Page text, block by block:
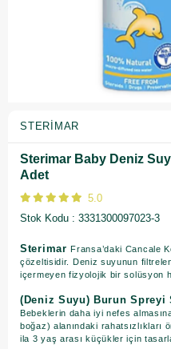
STERIMAR
Sterimar Baby Deniz
Adet
5.0
Stok Kodu
3331300097023-3
SterimarFransa’daki Cancale
çözeltisidir. Deniz suyunun
içermeyen fizyolojik bir solüsyon
(Deniz Suyu) Burun Spreyi
Bebeklerin daha iyi nefes
boğaz) alanındaki
ila 3 yaş arası küçükler için